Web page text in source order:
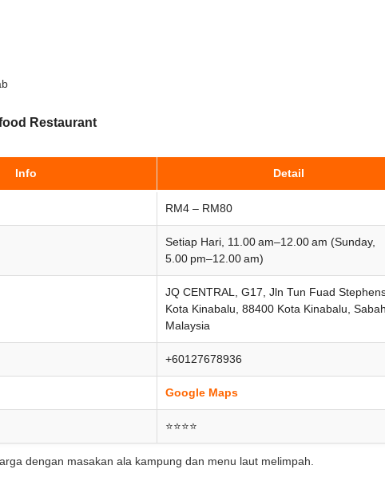
Restaurant
Info Detail
RM4 – RM80
Setiap Hari, 11.00 am–12.00 am (Sunday,
5.00 pm–12.00 am)
JQ CENTRAL, G17, Jln Tun Fuad
Kota Kinabalu, 88400 Kota Kinabalu, Sabah,
Malaysia
+60127678936
Google Maps
⭐⭐⭐⭐
dengan masakan ala kampung dan menu laut melimpah.